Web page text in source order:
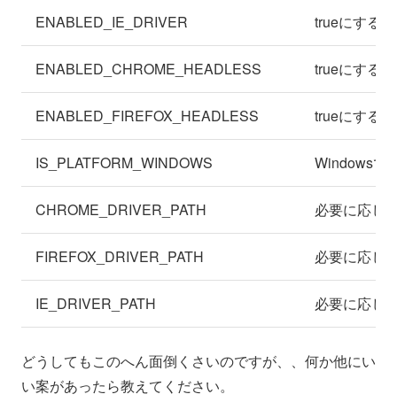
ENABLED_IE_DRIVER trueにする
ENABLED_CHROME_HEADLESS trueにする
ENABLED_FIREFOX_HEADLESS trueにする
IS_PLATFORM_WINDOWS Windowsで
CHROME_DRIVER_PATH 必要に応じ
FIREFOX_DRIVER_PATH 必要に応じ
IE_DRIVER_PATH 必要に応じ
どうしてもこのへん面倒くさいのですが、、何か他にい
い案があったら教えてください。